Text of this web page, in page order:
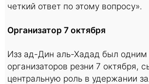
четкий ответ по этому вопросу».
Организатор 7 октября
Изз ад-Дин аль-Хадад был одним
организаторов резни 7 октября,
центральную роль в удержании